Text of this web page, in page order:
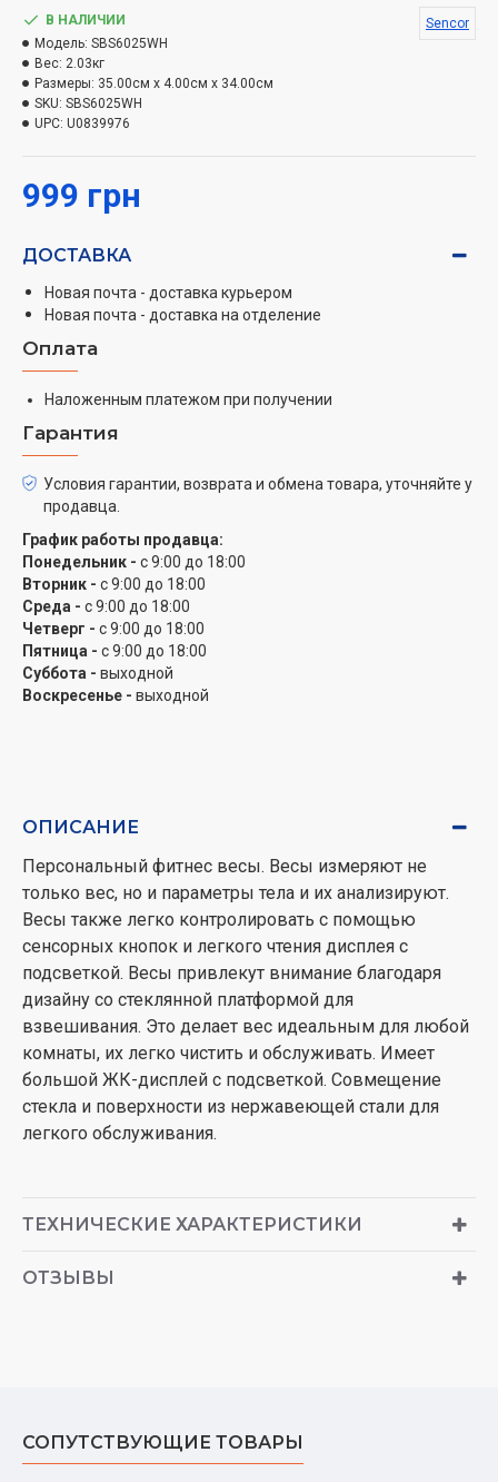
большой ЖК-дисплей с подсветкой. Совмещение
стекла и поверхности из нержавеющей стали для
легкого обслуживания.
999 грн
В НАЛИЧИИ
Модель: SBS6025WH
Вес: 2.03кг
Размеры: 35.00см x 4.00см x 34.00см
SKU: SBS6025WH
UPC: U0839976
Sencor
ДОСТАВКА
Новая почта - доставка курьером
Новая почта - доставка на отделение
Оплата
Наложенным платежом при получении
Гарантия
Условия гарантии, возврата и обмена товара, уточняйте у
продавца.
График работы продавца:
Понедельник - с 9:00 до 18:00
Вторник - с 9:00 до 18:00
Среда - с 9:00 до 18:00
Четверг - с 9:00 до 18:00
Пятница - с 9:00 до 18:00
Суббота - выходной
Воскресенье - выходной
ОПИСАНИЕ
Персональный фитнес весы. Весы измеряют не
только вес, но и параметры тела и их анализируют.
Весы также легко контролировать с помощью
сенсорных кнопок и легкого чтения дисплея с
подсветкой. Весы привлекут внимание благодаря
дизайну со стеклянной платформой для
взвешивания. Это делает вес идеальным для любой
комнаты, их легко чистить и обслуживать. Имеет
большой ЖК-дисплей с подсветкой. Совмещение
стекла и поверхности из нержавеющей стали для
легкого обслуживания.
ТЕХНИЧЕСКИЕ ХАРАКТЕРИСТИКИ
ОТЗЫВЫ
СОПУТСТВУЮЩИЕ ТОВАРЫ